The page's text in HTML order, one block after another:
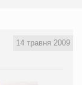
14 травня 2009